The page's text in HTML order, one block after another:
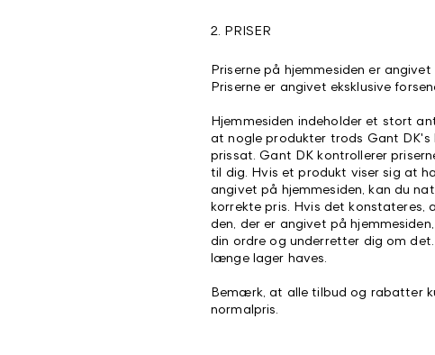
2. PRISER
Priserne på hjemmesiden er angivet
Priserne er angivet eksklusive
Hjemmesiden indeholder et stort
at nogle produkter trods Gant
prissat. Gant DK kontrollerer
til dig. Hvis et produkt viser sig at
angivet på hjemmesiden, kan du
korrekte pris. Hvis det konstateres,
den, der er angivet på
din ordre og underretter dig om
længe lager haves.
Bemærk, at alle tilbud og rabatter
normalpris.